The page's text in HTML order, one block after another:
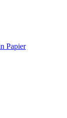
Papier